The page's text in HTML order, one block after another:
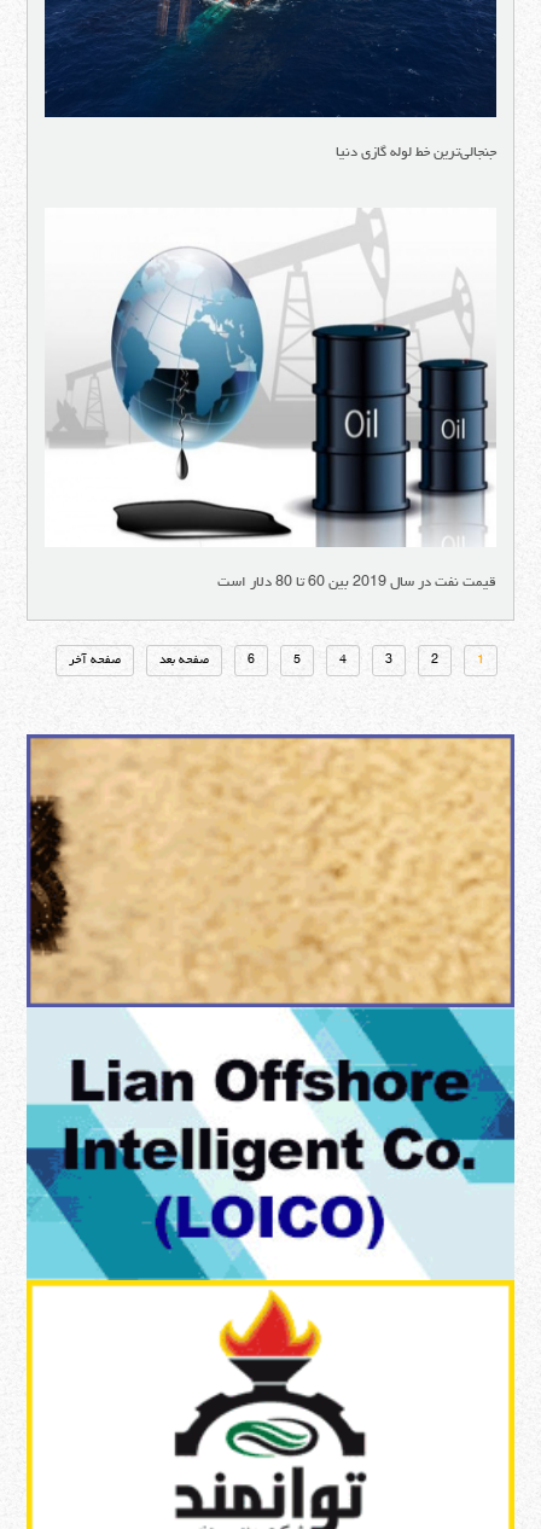
جنجالی‌ترین خط لوله گازی دنیا
قیمت نفت در سال 2019 بین 60 تا 80 دلار است
1
2
3
4
5
6 صفحه بعد صفحه آخر